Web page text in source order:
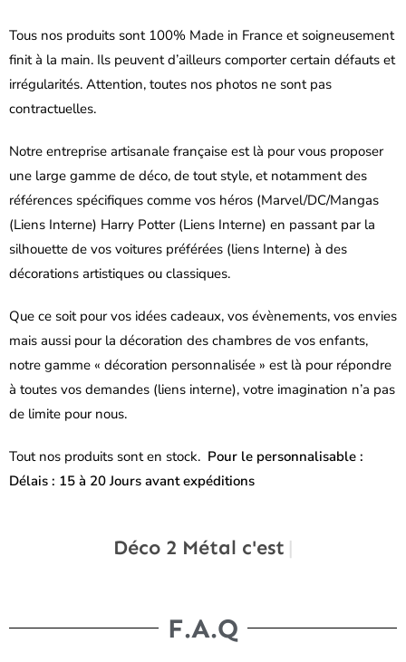
Tous nos produits sont 100% Made in France et soigneusement
finit à la main. Ils peuvent d’ailleurs comporter certain défauts et
irrégularités. Attention, toutes nos photos ne sont pas
contractuelles.
Notre entreprise artisanale française est là pour vous proposer
une large gamme de déco, de tout style, et notamment des
références spécifiques comme vos héros (Marvel/DC/Mangas
(Liens Interne) Harry Potter (Liens Interne) en passant par la
silhouette de vos voitures préférées (liens Interne) à des
décorations artistiques ou classiques.
Que ce soit pour vos idées cadeaux, vos évènements, vos envies
mais aussi pour la décoration des chambres de vos enfants,
notre gamme « décoration personnalisée » est là pour répondre
à toutes vos demandes (liens interne), votre imagination n’a pas
de limite pour nous.
Tout nos produits sont en stock. Pour le personnalisable :
Délais : 15 à 20 Jours avant expéditions
Déco 2 Métal c'est100% D
F.A.Q